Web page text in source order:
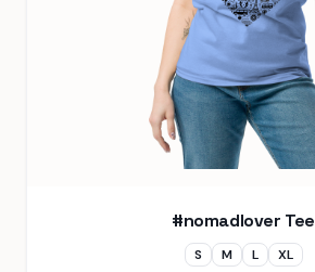
#nomadlover Tee
S M L XL